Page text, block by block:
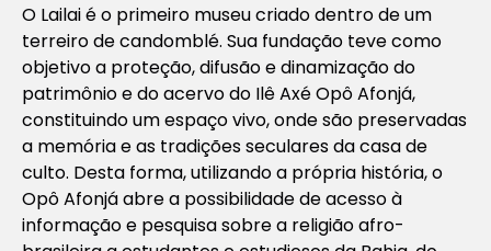
O Lailai é o primeiro museu criado dentro de um
terreiro de candomblé. Sua fundação teve como
objetivo a proteção, difusão e dinamização do
patrimônio e do acervo do Ilê Axé Opô Afonjá,
constituindo um espaço vivo, onde são preservadas
a memória e as tradições seculares da casa de
culto. Desta forma, utilizando a própria história, o
Opô Afonjá abre a possibilidade de acesso à
informação e pesquisa sobre a religião afro-